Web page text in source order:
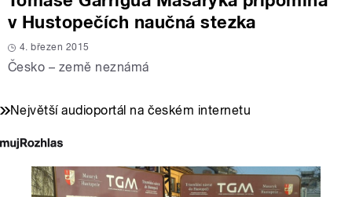
v Hustopečích naučná stezka
4. březen 2015
Česko – země neznámá
Největší audioportál na českém internetu